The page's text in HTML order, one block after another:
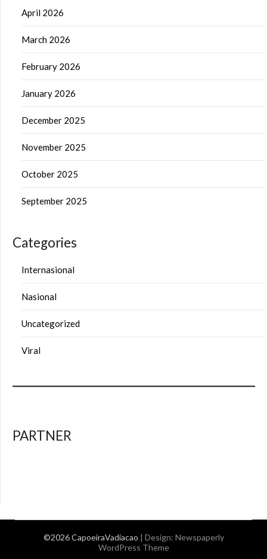
April 2026
March 2026
February 2026
January 2026
December 2025
November 2025
October 2025
September 2025
Categories
Internasional
Nasional
Uncategorized
Viral
PARTNER
©2026 CapoeiraVadiacao | Design: Newspaperly
WordPress Theme